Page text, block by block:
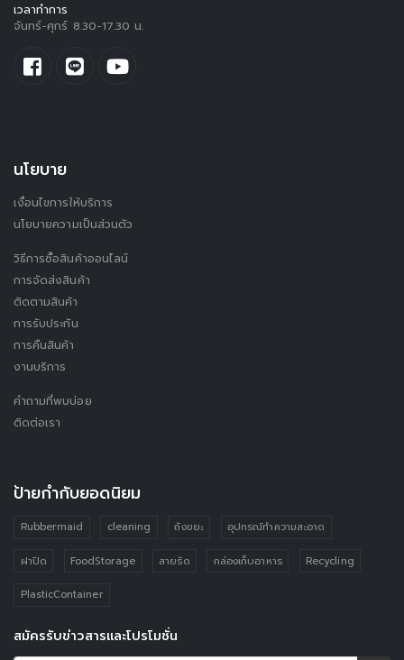
เวลาทำการ
จันทร์-ศุกร์ 8.30-17.30 น.
นโยบาย
เงื่อนไขการให้บริการ
นโยบายความเป็นส่วนตัว
วิธีการซื้อสินค้าออนไลน์
การจัดส่งสินค้า
ติดตามสินค้า
การรับประกัน
การคืนสินค้า
งานบริการ
คำถามที่พบบ่อย
ติดต่อเรา
ป้ายกำกับยอดนิยม
Rubbermaid cleaning ถังขยะ อุปกรณ์ทำความสะอาด
ฝาปิด FoodStorage สายรัด กล่องเก็บอาหาร Recycling
PlasticContainer
สมัครรับข่าวสารและโปรโมชั่น